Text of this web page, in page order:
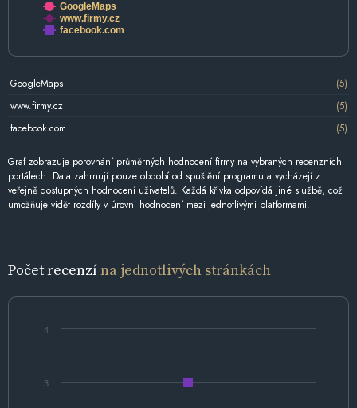
GoogleMaps
www.firmy.cz
facebook.com
GoogleMaps
(5)
www.firmy.cz
(5)
facebook.com
(5)
Graf zobrazuje porovnání průměrných hodnocení firmy na vybraných recenzních
portálech. Data zahrnují pouze období od spuštění programu a vycházejí z
veřejně dostupných hodnocení uživatelů. Každá křivka odpovídá jiné službě, což
umožňuje vidět rozdíly v úrovni hodnocení mezi jednotlivými platformami.
Počet recenzína jednotlivých stránkách
3
4